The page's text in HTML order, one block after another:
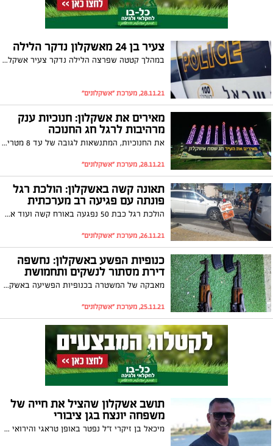
צעיר בן 24 מאשקלון נדקר הלילה
במהלך קטטה שפרצה הלילה נדקר צעיר אשקלוני בשנות העשרים לחייו. הוא הגיע באופן עצמאי לבית החולים ברזילי ומאושפז במצב בינוני
28.11.21, מערכת "אשקלונים"
מאירים את אשקלון: חנוכיות ענק
מרהיבות לרגל חג החנוכה
את החנוכיות, המתנשאות לגובה של עד 8 מטרים, ניתן למצוא בטיילת צפניה במרכז אפרידר, בכיכר הסביבון בשדרות ירושלים, בכיכר בכניסה לשכונת שמשון ובכיכר בית החולים בשדרות בן גוריון
28.11.21, מערכת "אשקלונים"
תאונה קשה באשקלון: הולכת רגל
פונתה עם פגיעה רב מערכתית
הולכת רגל כבת 50 נפגעה באורח קשה ועוד ארבעה בני אדם נפגעו באורח קל בתאונת דרכים היום (שישי) באשקלון. הולכת הרגל פונתה לקבלת טיפול בביה"ח ברזילי
26.11.21, מערכת "אשקלונים"
כנופיות הפשע באשקלון: נחשפה
דירת מסתור לנשקים ותחמושת
מאבקה של המשטרה בכנופיות הפשיעה באשקלון עולה מדרגה: דירת מסתור ובה נשקים מסוג קלאצ'ניקוב, תחמושת ושכפ"צים, נחשפה הלילה על ידי כוחות המשטרה בעיר
25.11.21, מערכת "אשקלונים"
תושב אשקלון שהציל את חייה של
משפחה יונצח בגן ציבורי
מיכאל בן זיקרי ז"ל נפטר באופן טראגי והירואי כאשר קפץ למים והציל משפחה מטביעה בנחל שקמה לפני כשנה. ראש העיר, תומר גלאם: ״ההנצחה שלו בעירנו תהווה עדות תמידית ומורשת נצחית לרגעי החסד, הנתינה והאור הטוב שהפיץ במהלך חייו"